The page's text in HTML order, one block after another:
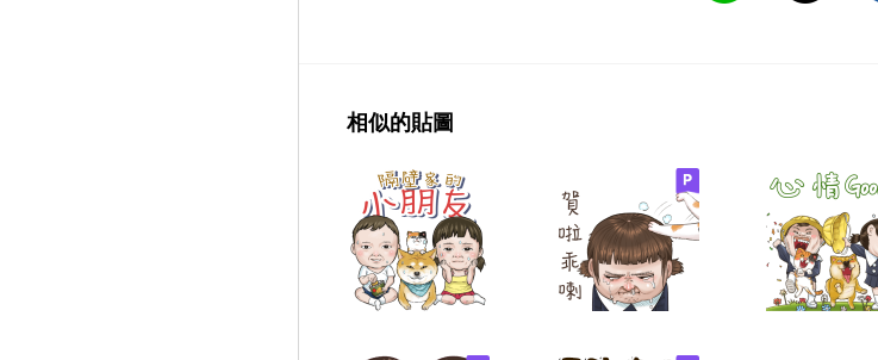
相似的貼圖